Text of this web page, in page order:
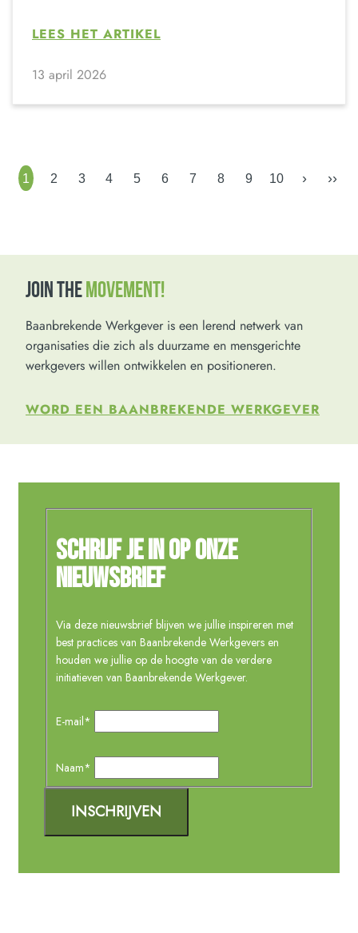
LEES HET ARTIKEL
13 april 2026
1 2 3 4 5 6 7 8 9 10 › ››
JOIN THEMOVEMENT!
Baanbrekende Werkgever is een lerend netwerk van
organisaties die zich als duurzame en mensgerichte
werkgevers willen ontwikkelen en positioneren.
WORD EEN BAANBREKENDE WERKGEVER